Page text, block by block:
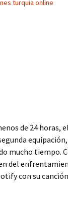
turquia online
de 24 horas,
mucho tiempo.
del
con su